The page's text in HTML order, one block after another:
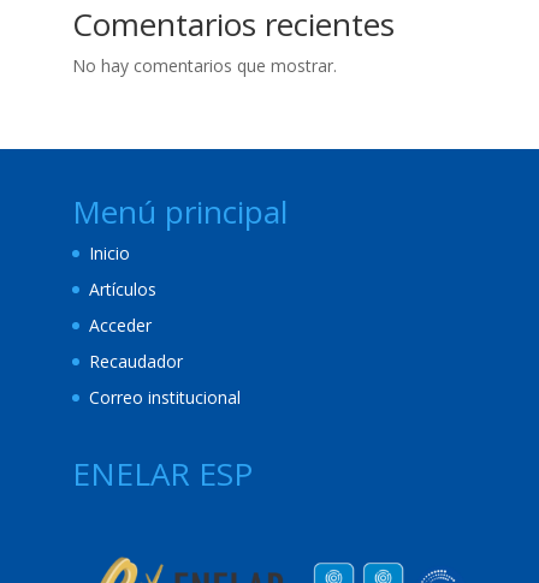
Comentarios recientes
No hay comentarios que mostrar.
Menú principal
Inicio
Artículos
Acceder
Recaudador
Correo institucional
ENELAR ESP